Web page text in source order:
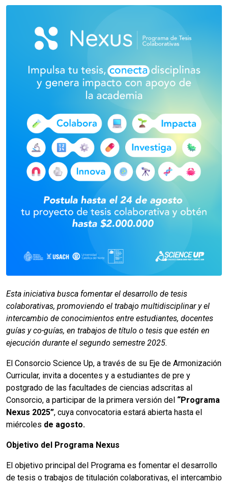
Esta iniciativa busca fomentar el desarrollo de tesis
colaborativas, promoviendo el trabajo multidisciplinar y el
intercambio de conocimientos entre estudiantes, docentes
guías y co-guías, en trabajos de título o tesis que estén en
ejecución durante el segundo semestre 2025.
El Consorcio Science Up, a través de su Eje de Armonización
Curricular, invita a docentes y a estudiantes de pre y
postgrado de las facultades de ciencias adscritas al
Consorcio, a participar de la primera versión del “Programa
Nexus 2025”, cuya convocatoria estará abierta hasta el
miércoles de agosto.
Objetivo del Programa Nexus
El objetivo principal del Programa es fomentar el desarrollo
de tesis o trabajos de titulación colaborativas, el intercambio